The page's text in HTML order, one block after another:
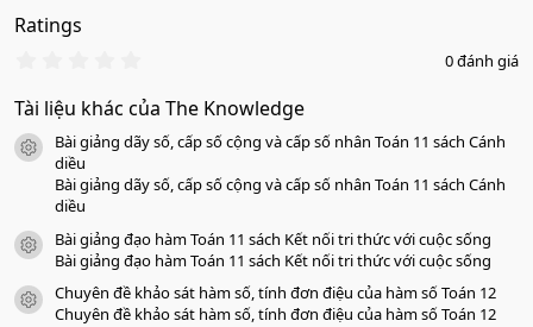
Ratings
0
0
a
0 đánh giá
Tài liệu khác của The Knowledge
icon tài liệu
Bài giảng dãy số, cấp số cộng và cấp số nhân Toán 11 sách Cánh
diều
Bài giảng dãy số, cấp số cộng và cấp số nhân Toán 11 sách Cánh
diều
icon tài liệu
Bài giảng đạo hàm Toán 11 sách Kết nối tri thức với cuộc sống
Bài giảng đạo hàm Toán 11 sách Kết nối tri thức với cuộc sống
icon tài liệu
Chuyên đề khảo sát hàm số, tính đơn điệu của hàm số Toán 12
Chuyên đề khảo sát hàm số, tính đơn điệu của hàm số Toán 12